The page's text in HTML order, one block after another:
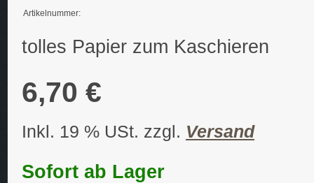
Artikelnummer:
tolles Papier zum Kaschieren
6,70 €
Inkl. 19 % USt. zzgl. Versand
Sofort ab Lager